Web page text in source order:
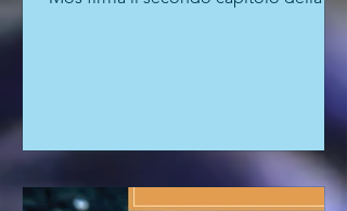
Una vita di inganni, l'autore Maurizio
in "una piccola città di provincia dove
non succede niente, ma sottotraccia,